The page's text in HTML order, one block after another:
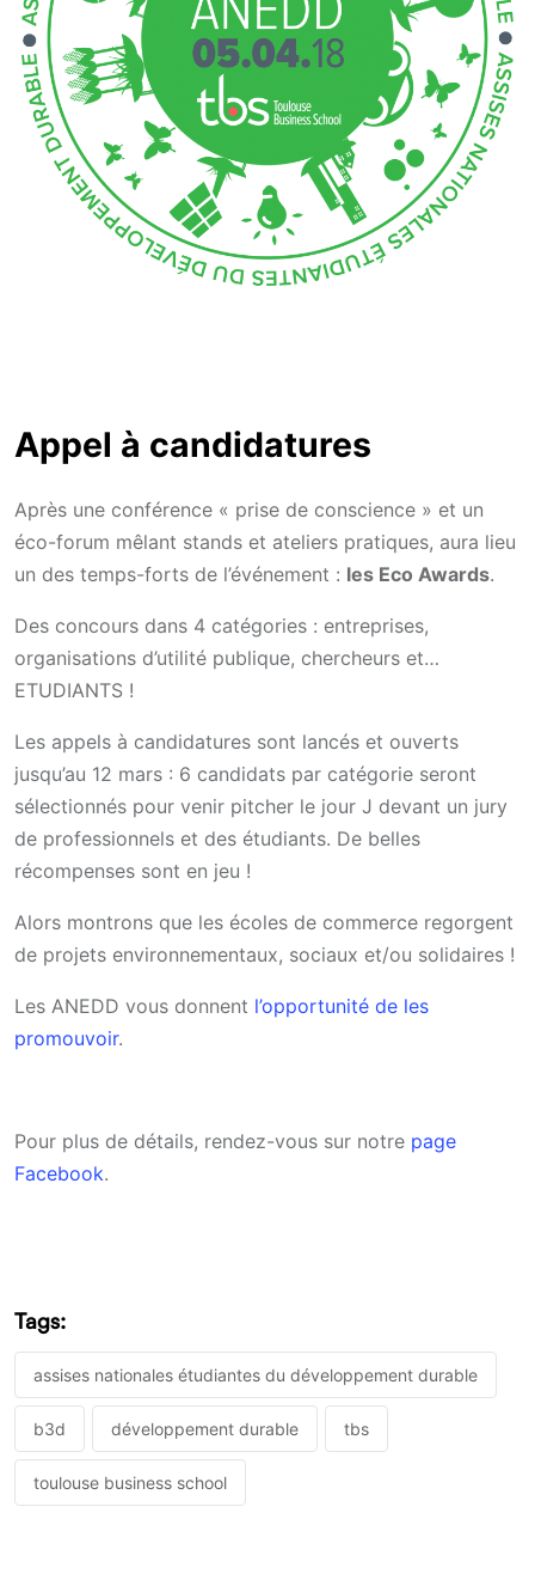
Appel à candidatures
Après une conférence « prise de conscience » et un
éco-forum mêlant stands et ateliers pratiques, aura lieu
un des temps-forts de l’événement : les Eco Awards.
Des concours dans 4 catégories : entreprises,
organisations d’utilité publique, chercheurs et…
ETUDIANTS !
Les appels à candidatures sont lancés et ouverts
jusqu’au 12 mars : 6 candidats par catégorie seront
sélectionnés pour venir pitcher le jour J devant un jury
de professionnels et des étudiants. De belles
récompenses sont en jeu !
Alors montrons que les écoles de commerce regorgent
de projets environnementaux, sociaux et/ou solidaires !
Les ANEDD vous donnent l’opportunité de les
promouvoir.
Pour plus de détails, rendez-vous sur notre page
Facebook.
Tags:
assises nationales étudiantes du développement durable
b3d développement durable tbs
toulouse business school